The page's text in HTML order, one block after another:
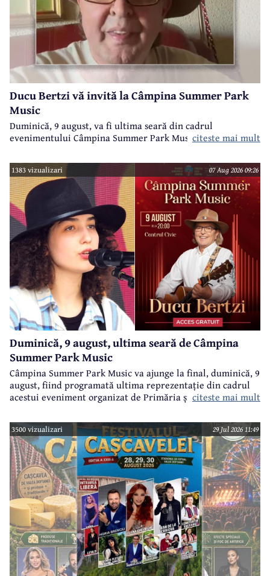
Ducu Bertzi vă invită la Câmpina Summer Park
Music
Duminică, 9 august, va fi ultima seară din cadrul
evenimentului Câmpina Summer Park Music 2026.citeste mai mult
1383 vizualizari 07 Aug 2026 09:26
Duminică, 9 august, ultima seară de Câmpina
Summer Park Music
Câmpina Summer Park Music va ajunge la final, duminică, 9
august, fiind programată ultima reprezentație din cadrul
acestui eveniment organizat de Primăria și Consiliul Local
citeste mai mult
3500 vizualizari 29 Jul 2026 11:49